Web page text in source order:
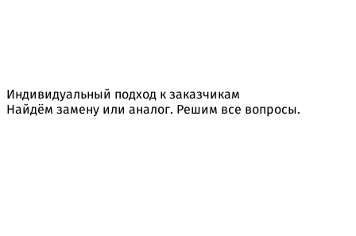
Индивидуальный подход к заказчикам
Найдём замену или аналог. Решим все вопросы.